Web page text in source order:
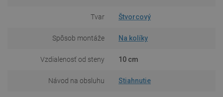
Tvar Štvorcový
Spôsob montáže Na kolíky
Vzdialenosť od steny 10 cm
Návod na obsluhu Stiahnutie